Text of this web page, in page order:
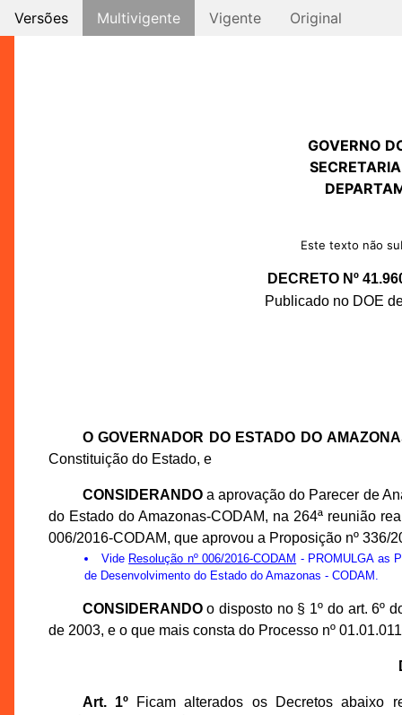
Versões Multivigente Vigente Original
GOVERNO
Este texto não
DECRETO Nº
Publicado no DOE
O GOVERNADOR DO ESTADO DO
Constituição do Estado, e
CONSIDERANDOa aprovação do Parecer de
do Estado do Amazonas-CODAM, na 264ª reunião
006/2016-CODAM, que aprovou a Proposição nº 336/
Vide Resolução nº 006/2016-CODAM - PROMULGA as
de Desenvolvimento do Estado do Amazonas - CODAM.
CONSIDERANDOo disposto no § 1º do art. 6º
de 2003, e o que mais consta do Processo nº
Art. 1ºFicam alterados os Decretos abaixo